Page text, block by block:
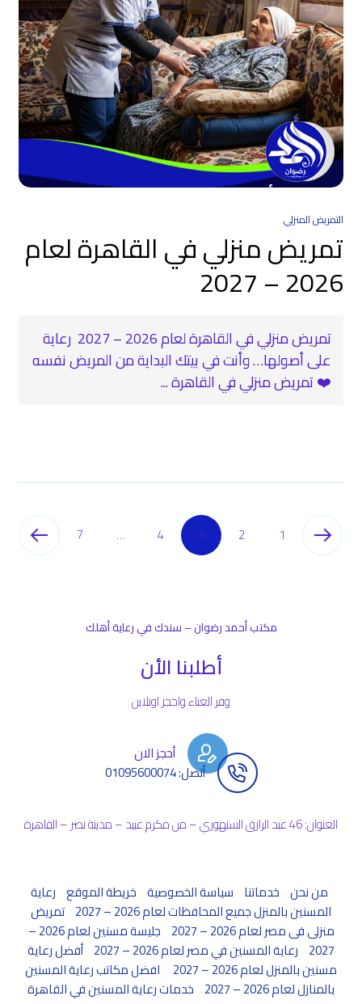
التمريض المنزلي
تمريض منزلي في القاهرة لعام
2026 – 2027
تمريض منزلي في القاهرة لعام 2026 – 2027 ‍ رعاية
على أصولها… وأنت في بيتك البداية من المريض نفسه
❤️ تمريض منزلي في القاهرة ...
1
2
3
4
…
7
مكتب أحمد رضوان – سندك في رعاية أهلك
أطلبنا الأن
وفر العناء واحجز اونلاين
أحجز الان
أتصل: 01095600074
العنوان: 46 عبد الرازق السنهوري – من مكرم عبيد – مدينة نصر – القاهرة
من نحن خدماتنا سياسة الخصوصية خريطة الموقع رعاية
المسنين بالمنزل جميع المحافظات لعام 2026 – 2027
تمريض
منزلى فى مصر لعام 2026 – 2027
جليسة مسنين لعام 2026 –
2027 رعاية المسنين في مصر لعام 2026 – 2027
أفضل رعاية
مسنين بالمنزل لعام 2026 – 2027
افضل مكاتب رعاية المسنين
بالمنازل لعام 2026 – 2027
خدمات رعاية المسنين في القاهرة